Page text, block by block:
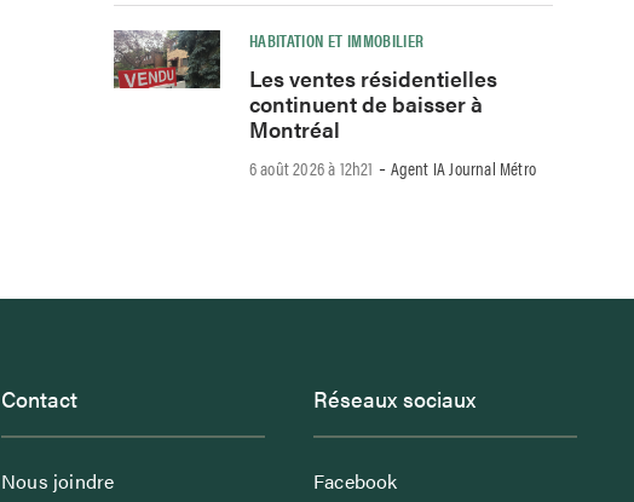
HABITATION ET IMMOBILIER
Les ventes résidentielles
continuent de baisser à
Montréal
6 août 2026 à 12h21 -Agent IA Journal Métro
Contact
Nous joindre
Réseaux sociaux
Facebook